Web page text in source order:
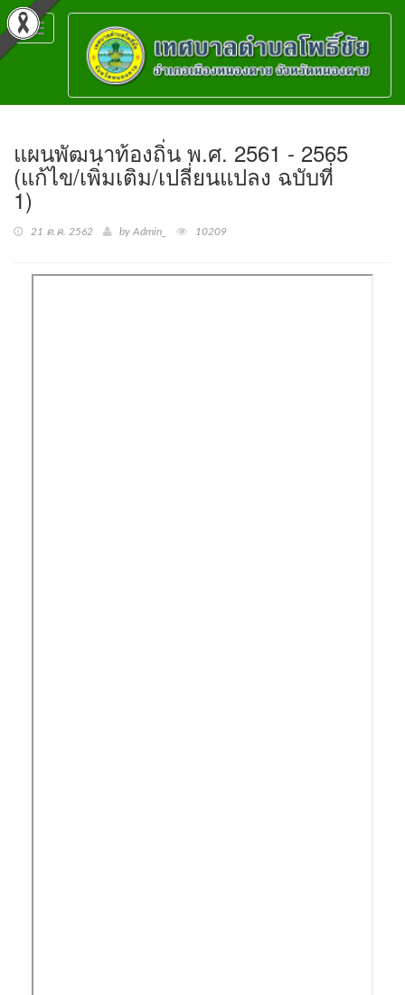
Toggle
navigation
แผนพัฒนาท้องถิ่น พ.ศ. 2561 - 2565
(แก้ไข/เพิ่มเติม/เปลี่ยนแปลง ฉบับที่
1)
21 ต.ค. 2562 by Admin_ 10209